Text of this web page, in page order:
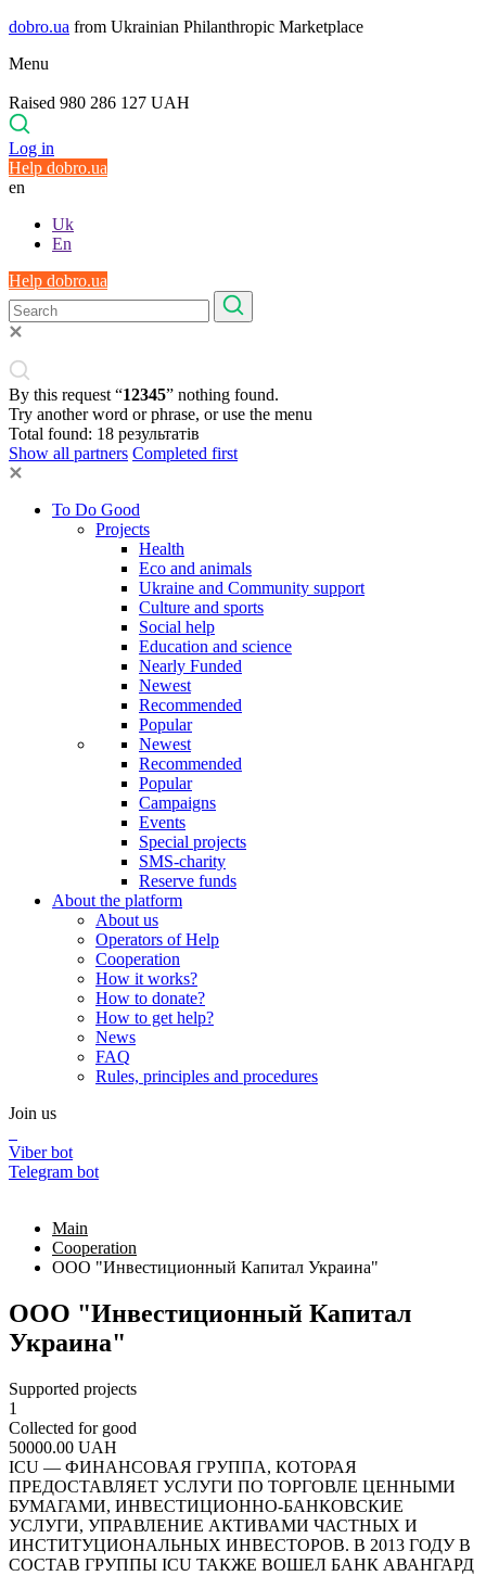
dobro.ua from Ukrainian Philanthropic Marketplace
Menu
Raised 980 286 127 UAH
Log in
Help dobro.ua
en
Uk
En
Help dobro.ua
By this request “12345” nothing found.
Try another word or phrase, or use the menu
Total found: 18 результатів
Show all partners Completed first
To Do Good
Projects
Health
Eco and animals
Ukraine and Community support
Culture and sports
Social help
Education and science
Nearly Funded
Newest
Recommended
Popular
Newest
Recommended
Popular
Campaigns
Events
Special projects
SMS-charity
Reserve funds
About the platform
About us
Operators of Help
Cooperation
How it works?
How to donate?
How to get help?
News
FAQ
Rules, principles and procedures
Join us
Viber bot
Telegram bot
Main
Cooperation
ООО "Инвестиционный Капитал Украина"
ООО "Инвестиционный Капитал
Украина"
Supported projects
1
Collected for good
50000.00 UAH
ICU — ФИНАНСОВАЯ ГРУППА, КОТОРАЯ
ПРЕДОСТАВЛЯЕТ УСЛУГИ ПО ТОРГОВЛЕ ЦЕННЫМИ
БУМАГАМИ, ИНВЕСТИЦИОННО-БАНКОВСКИЕ
УСЛУГИ, УПРАВЛЕНИЕ АКТИВАМИ ЧАСТНЫХ И
ИНСТИТУЦИОНАЛЬНЫХ ИНВЕСТОРОВ. В 2013 ГОДУ В
СОСТАВ ГРУППЫ ICU ТАКЖЕ ВОШЕЛ БАНК АВАНГАРД